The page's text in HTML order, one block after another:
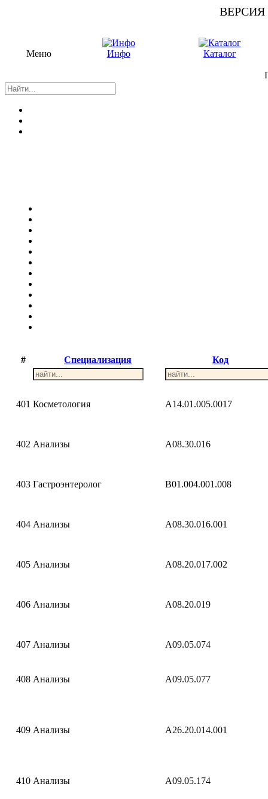
Меню Инфо Каталог
# Специализация Код
401 Косметология A14.01.005.0017
402 Анализы A08.30.016
403 Гастроэнтеролог B01.004.001.008
404 Анализы A08.30.016.001
405 Анализы A08.20.017.002
406 Анализы A08.20.019
407 Анализы A09.05.074
408 Анализы A09.05.077
409 Анализы A26.20.014.001
410 Анализы A09.05.174